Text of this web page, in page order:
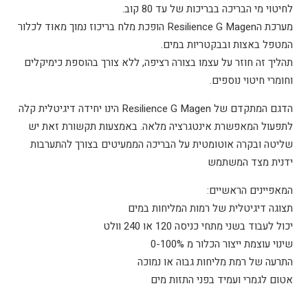
לחיטוי מי הבריכה בבריכות של עד 80 קוב.
מערכת הResilience G Magen הופכת מלח בריכוז נמוך מאוד לכלור
המטפל באצות ובבקטריות במים.
תהליך זה חוזר על עצמו בצורה רציפה, ללא צורך בהוספת כימיקלים
וחומרי חיטוי נוספים.
הדגם המתקדם של Resilience G Magen הינו יחידה דיגיטלית קלה
לתפעול המאפשרת אינטגרציה מלאה. באמצעות תקשורת זאת יש
שליטה ובקרה אוטומטית על הבריכה הממעיטים בצורך להתערבות
ידנית מצד המשתמש
המאפיינים הראשיים:
תצוגה דיגיטלית של רמות המליחות במים
יכול לעבוד בשני מתחי כניסה 120 או 240 וולט
שינוי עוצמת ייצור הכלור מ 0-100%
התרעה של רמת מליחות גבוה או נמוכה
אטום לגמרי ועמיד בפני התזות מים